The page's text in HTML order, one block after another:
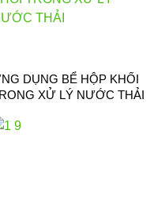
DỤNG BỂ HỘP KHỐI
XỬ LÝ NƯỚC THẢI